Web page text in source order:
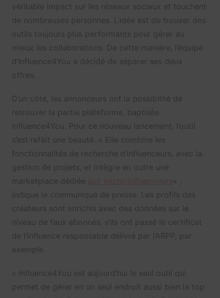
véritable impact sur les réseaux sociaux et touchent
de nombreuses personnes. L’idée est de trouver des
outils toujours plus performants pour gérer au
mieux les collaborations. De cette manière, l’équipe
d’Influence4You a décidé de séparer ses deux
offres.
D’un côté, les annonceurs ont la possibilité de
retrouver la partie plateforme, baptisée
Influence4You. Pour ce nouveau lancement, l’outil
s’est refait une beauté. « Elle combine les
fonctionnalités de recherche d’influenceurs, avec la
gestion de projets, et intègre en outre une
marketplace dédiée
« ,
indique le communiqué de presse. Les profils des
créateurs sont enrichis avec des données sur le
niveau de faux abonnés, s’ils ont passé le certificat
de l’influence responsable délivré par l’ARPP, par
exemple.
« Influence4You est aujourd’hui le seul outil qui
permet de gérer en un seul endroit aussi bien la top